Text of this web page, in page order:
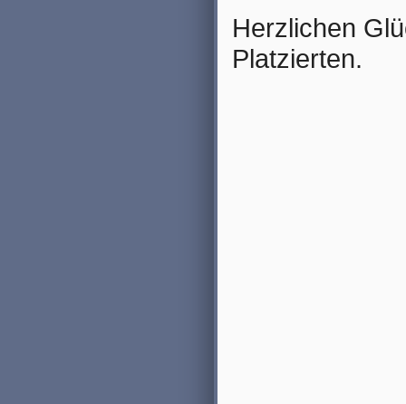
Herzlichen
Platzierten.